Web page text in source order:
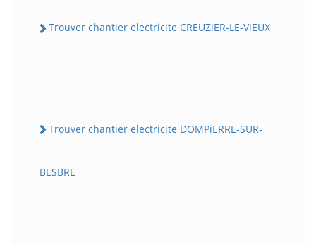
Trouver chantier electricite CREUZiER-LE-ViEUX
Trouver chantier electricite DOMPiERRE-SUR-
BESBRE